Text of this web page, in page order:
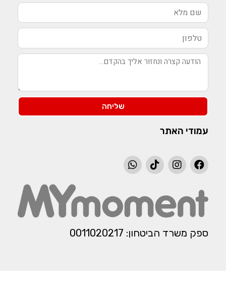
שליחה
עמודי האתר
ספק משרד הביטחון: 0011020217​​